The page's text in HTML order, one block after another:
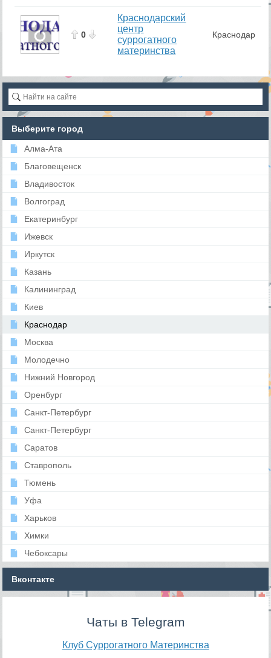
0
Краснодарский
центр
суррогатного
материнства
Краснодар
Выберите город
Алма-Ата
Благовещенск
Владивосток
Волгоград
Екатеринбург
Ижевск
Иркутск
Казань
Калининград
Киев
Краснодар
Москва
Молодечно
Нижний Новгород
Оренбург
Санкт-Петербург
Санкт-Петербург
Саратов
Ставрополь
Тюмень
Уфа
Харьков
Химки
Чебоксары
Вконтакте
Чаты в Telegram
Клуб Суррогатного Материнства